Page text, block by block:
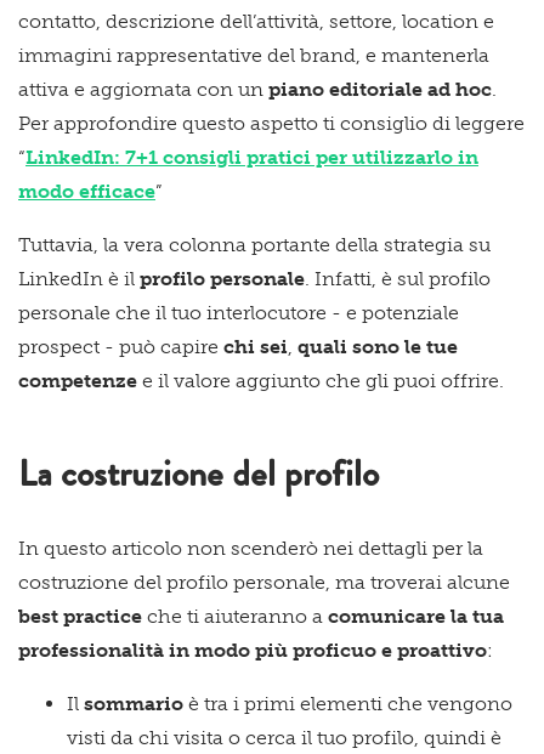
contatto, descrizione dell’attività, settore, location e
immagini rappresentative del brand, e mantenerla
attiva e aggiornata con un piano editoriale ad hoc
Per approfondire questo aspetto ti consiglio di leggere
“LinkedIn: 7+1 consigli pratici per utilizzarlo in
modo efficace”
Tuttavia, la vera colonna portante della strategia su
LinkedIn è il profilo personale . Infatti, è sul profilo
personale che il tuo interlocutore - e potenziale
prospect - può capire chi sei quali sono le tue
competenze e il valore aggiunto che gli puoi offrire.
La costruzione del profilo
In questo articolo non scenderò nei dettagli per la
costruzione del profilo personale, ma troverai alcune
best practice che ti aiuteranno a comunicare la tua
professionalità in modo più proficuo e proattivo:
Il sommario è tra i primi elementi che vengono
visti da chi visita o cerca il tuo profilo, quindi è